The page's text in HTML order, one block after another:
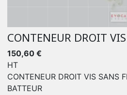
CONTENEUR DROIT
150,60 €
HT
CONTENEUR DROIT VIS SANS
BATTEUR